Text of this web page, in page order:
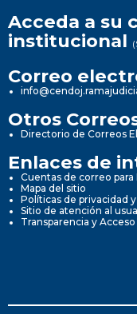
Acceda a su
institucional
Correo
Otros
Directorio de Correos
Enlaces de
Cuentas de correo
Mapa del sitio
Políticas de privacidad
Sitio de atención al
Transparencia y